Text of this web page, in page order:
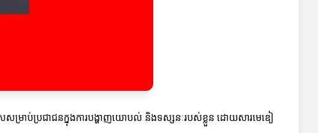
សម្រាប់ប្រជាជនក្នុងការបង្ហាញយោបល់ និងទស្សនៈរបស់ខ្លួន ដោយសារមេឌៀ